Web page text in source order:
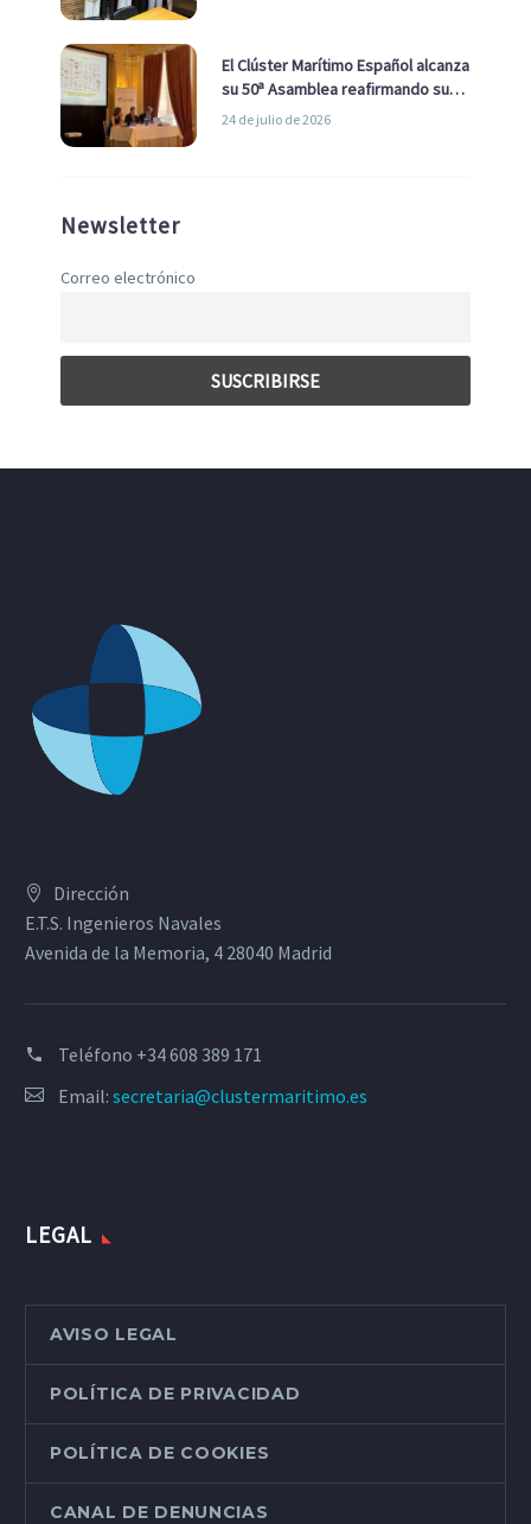
El Clúster Marítimo Español alcanza
su 50ª Asamblea reafirmando su
liderazgo en la Economía Azul
24 de julio de 2026
Newsletter
Correo electrónico
Dirección
E.T.S. Ingenieros Navales
Avenida de la Memoria, 4 28040 Madrid
Teléfono +34 608 389 171
Email: secretaria@clustermaritimo.es
LEGAL
AVISO LEGAL
POLÍTICA DE PRIVACIDAD
POLÍTICA DE COOKIES
CANAL DE DENUNCIAS